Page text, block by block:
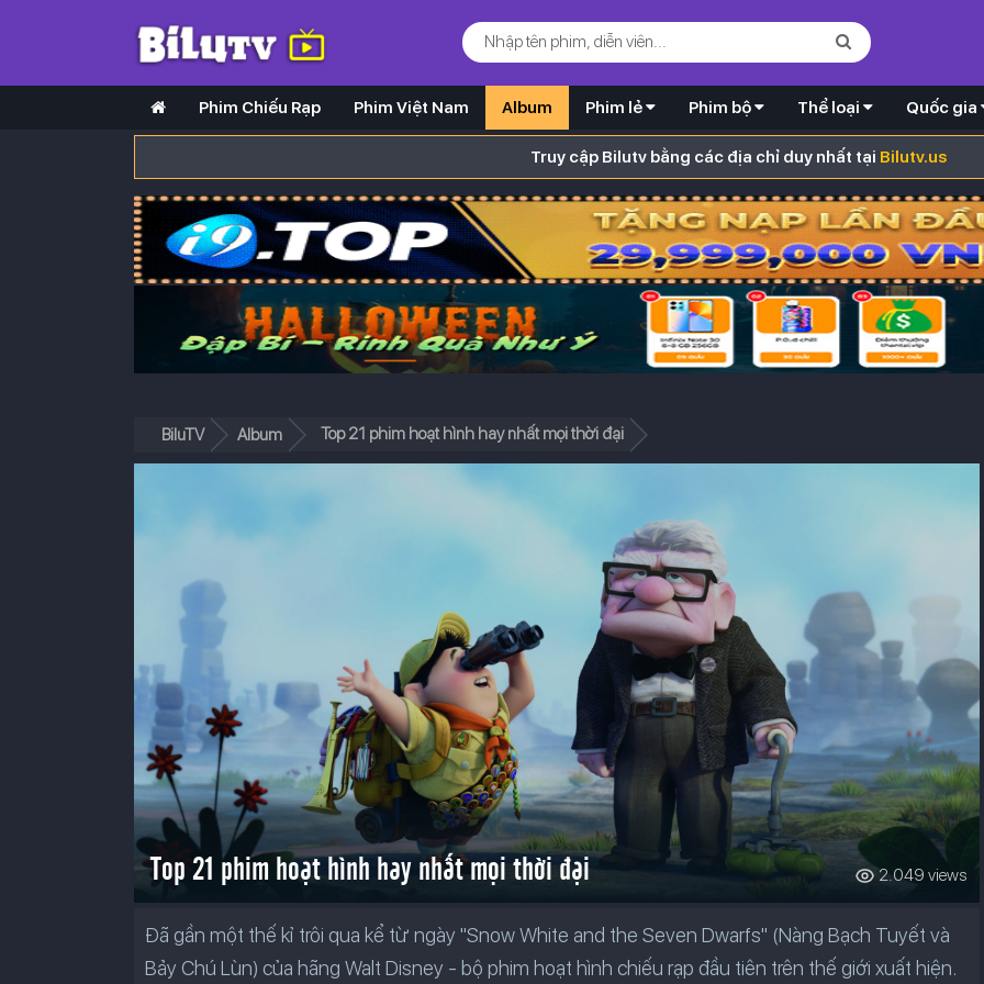
Phim Chiếu Rạp Phim Việt Nam Album Phim lẻ Phim bộ Thể loại Quốc gia
Truy cập Bilutv bằng các địa chỉ duy nhất tại Bilutv.us
BiluTV Album Top 21 phim hoạt hình hay nhất mọi thời đại
Top 21 phim hoạt hình hay nhất mọi thời đại 2.049 views
Đã gần một thế kỉ trôi qua kể từ ngày "Snow White and the Seven Dwarfs" (Nàng Bạch Tuyết và
Bảy Chú Lùn) của hãng Walt Disney - bộ phim hoạt hình chiếu rạp đầu tiên trên thế giới xuất hiện.